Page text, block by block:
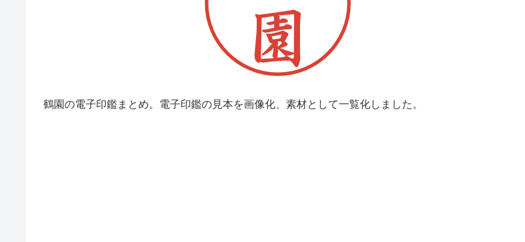
鶴園の電子印鑑まとめ。電子印鑑の見本を画像化、素材として一覧化しました。